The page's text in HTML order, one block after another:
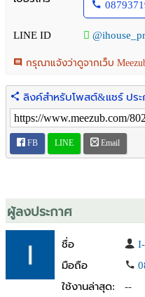
> ประตูน้ำ
สนใจติดต่อ
T.087-937-1999 โหน่ง
LINE Official
LINE ID
กรุณาแจ้งว่าดูจากเว็บ
ลิงค์สำหรับโพสต์&แชร์ ประ
FB LINE Email
ผู้ลงประกาศ
ชื่อ
มือถือ
ใช้งานล่าสุด:
--